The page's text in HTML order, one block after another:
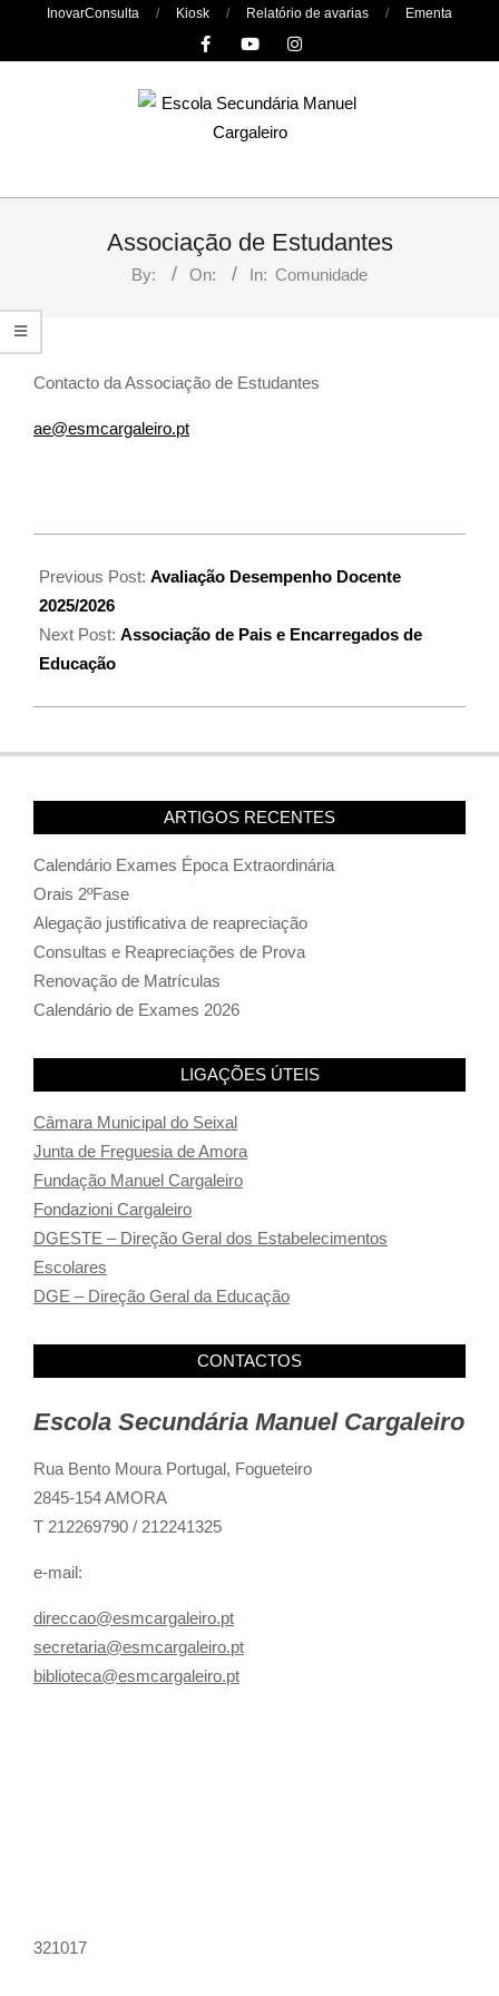
InovarConsulta Kiosk Relatório de avarias Ementa
Primary
Associação de Estudantes
By: On: In: Comunidade
Contacto da Associação de Estudantes
ae@esmcargaleiro.pt
Previous Post: Avaliação Desempenho Docente
2025/2026
Next Post: Associação de Pais e Encarregados de
Educação
ARTIGOS RECENTES
Calendário Exames Época Extraordinária
Orais 2ºFase
Alegação justificativa de reapreciação
Consultas e Reapreciações de Prova
Renovação de Matrículas
Calendário de Exames 2026
LIGAÇÕES ÚTEIS
Câmara Municipal do Seixal
Junta de Freguesia de Amora
Fundação Manuel Cargaleiro
Fondazioni Cargaleiro
DGESTE – Direção Geral dos Estabelecimentos
Escolares
DGE – Direção Geral da Educação
CONTACTOS
Escola Secundária Manuel Cargaleiro
Rua Bento Moura Portugal, Fogueteiro
2845-154 AMORA
T 212269790 / 212241325
e-mail:
direccao@esmcargaleiro.pt
secretaria@esmcargaleiro.pt
biblioteca@esmcargaleiro.pt
321017